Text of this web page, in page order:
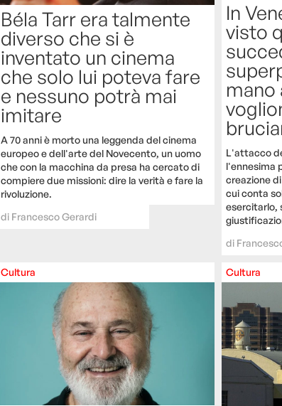
Béla Tarr era talmente
diverso che si è
inventato un cinema
che solo lui poteva fare
e nessuno potrà mai
imitare
A 70 anni è morto una leggenda del cinema
europeo e dell'arte del Novecento, un uomo
che con la macchina da presa ha cercato di
compiere due missioni: dire la verità e fare la
rivoluzione.
di Francesco Gerardi
In
visto
mano
L'attacco
l'ennesima
creazione
cui conta
esercitarlo,
di
Cultura Cultura